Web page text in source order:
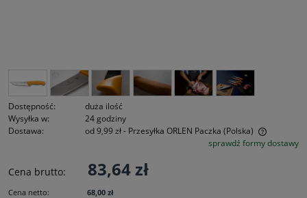
Dostępność:
duża ilość
Wysyłka w:
24 godziny
Dostawa:
od 9,99 zł- Przesyłka ORLEN Paczka (Polska)
Cena nie zawiera ewentualnych kosztów płatnościsprawdź formy dostawy
Cena brutto: 83,64 zł
Cena netto: 68,00 zł